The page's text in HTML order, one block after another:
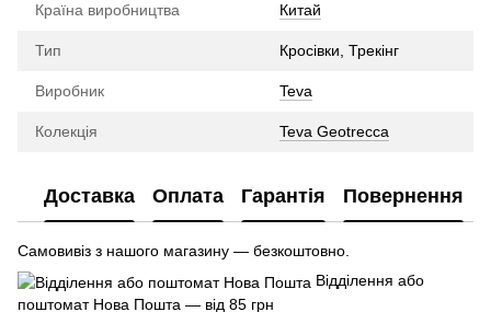
Країна виробництва Китай
Тип Кросівки, Трекінг
Виробник Teva
Колекція Teva Geotrecca
Доставка Оплата Гарантія Повернення
Самовивіз з нашого магазину — безкоштовно.
Відділення або
поштомат Нова Пошта — від 85 грн